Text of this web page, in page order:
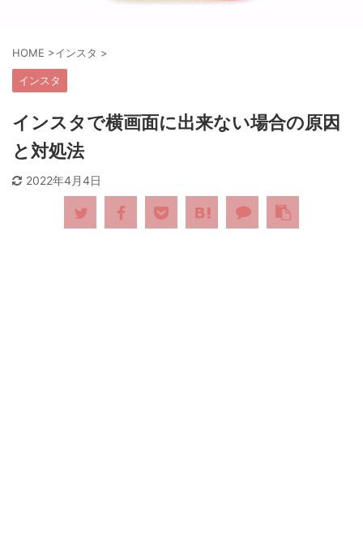
HOME >インスタ >
インスタ
インスタで横画面に出来ない場合の原因
と対処法
2022年4月4日